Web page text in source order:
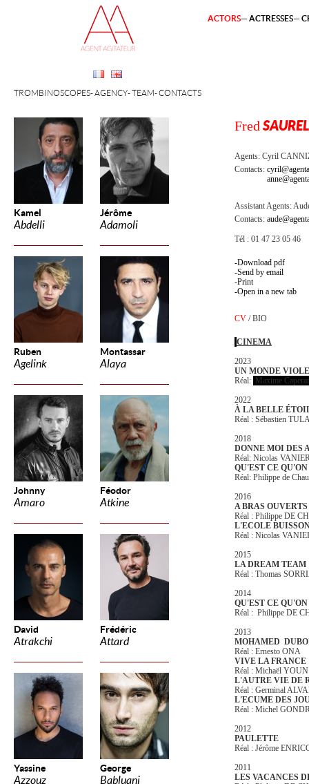
Kamel
Abdelli
Jérôme
Adamoli
Ruben
Agelink
Montassar
Alaya
Johnny
Amaro
Féodor
Atkine
David
Atrakchi
Frédéric
Attard
Yassine
Azzouz
George
Babluani
TROMBINOSCOPES AGENCY TEAM CONTACTS
ACTORS ACTRESSES
FredSAUREL
Agents: Cyril
Contacts:
Assistant Agents:
Contacts:
Tél : 01 47 23 05 46
Download pdf
Send by email
Print
Open in a new tab
CV /BIO
CINEMA
2023
UN MONDE
Réal: Maxime
2022
À LA BELLE
Réal : Sébastien
2018
DONNE MOI DES
Réal: Nicolas
QU'EST CE
Réal: Philippe de
2016
A BRAS OUVERTS
Réal : Philippe DE
L'ECOLE
Réal : Nicolas
2015
LA DREAM TEAM
Réal : Thomas
2014
QU'EST CE
Réal : Philippe DE
2013
MOHAMED
Réal : Ernesto ONA
VIVE LA FRANCE
Réal : Michaël YOUN
L'AUTRE VIE DE
Réal : Germinal
L'ECUME DES
Réal : Michel
2012
PAULETTE
Réal : Jérôme
2011
LES VACANCES